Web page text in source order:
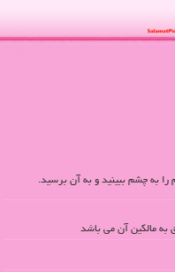
به چشم ببینید و به آن برسید.